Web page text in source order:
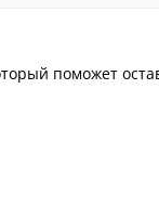
поможет